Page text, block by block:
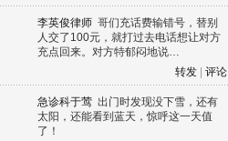
李英俊律师 哥们充话费输错号，替别
人交了100元，就打过去电话想让对方
充点回来。对方特郁闷地说…
转发
评论
急诊科于莺 出门时发现没下雪，还有
太阳，还能看到蓝天，惊呼这一天值
了！